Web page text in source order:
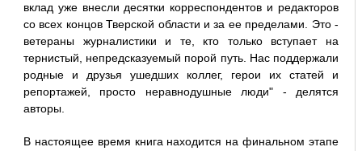
вклад уже внесли десятки корреспондентов и редакторов
со всех концов Тверской области и за ее пределами. Это -
ветераны журналистики и те, кто только вступает на
тернистый, непредсказуемый порой путь. Нас поддержали
родные и друзья ушедших коллег, герои их статей и
репортажей, просто неравнодушные люди" - делятся
авторы.
В настоящее время книга находится на финальном этапе